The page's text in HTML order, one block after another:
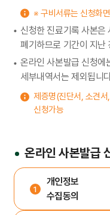
※ 구비서류는 신청화
신청한 진료기록 사본은
폐기하므로 기간이 지난
온라인 사본발급 신청에
세부내역서는 제외됩니
제증명(진단서, 소견
신청가능
온라인 사본발급
개인정보
수집동의